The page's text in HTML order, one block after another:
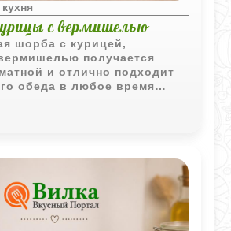
с вермишелью
шорба с курицей,
получается
и отлично подходит
обеда в любое время